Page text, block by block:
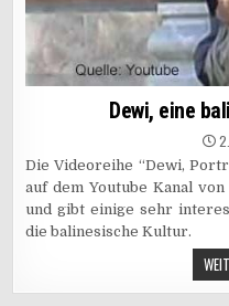
Dewi, eine
Die Videoreihe “Dewi,
auf dem Youtube Kanal
und gibt einige sehr
die balinesische Kultur.